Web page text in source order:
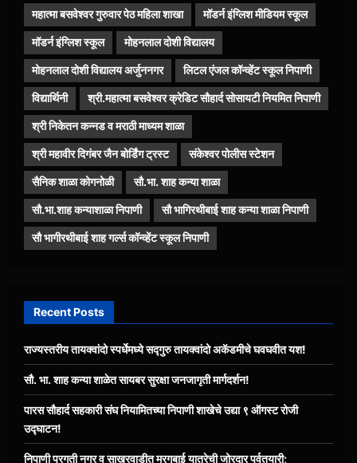
महात्मा बसवेश्वर गुरुवार पेठ महिला शाखा मॉडर्न इंग्लिश मीडियम स्कूल
मॉडर्न इंग्लिश स्कूल मोहनलाल दोशी विद्यालय
मोहनलाल दोशी विद्यालय अर्जुननगर लिटल एंजल कॉन्व्हेंट स्कूल निपाणी
विद्यार्थिनी श्री.महात्मा बसवेश्वर क्रेडिट सौहार्द सोसायटी नियमित निपाणी
श्री निकेतन कन्नड व मराठी माध्यम शाळा
श्री महावीर दिगंबर जैन बोर्डिंग ट्रस्ट संकेश्वर पोलीस स्टेशन
सैनिक शाळा कोगनोळी सौ.भा. शाह कन्या शाळा
सौ.भा.शाह कन्याशाळा निपाणी सौ भागिरथीबाई शाह कन्या शाळा निपाणी
सौ भागीरथीबाई शाह गर्ल्स कॉन्व्हेंट स्कूल निपाणी
Recent Posts
राज्यस्तरीय तायक्वांदो स्पर्धेमध्ये सद्गुरु तायक्वांदो अकॅडमीचे घवघवीत यश!
सौ. भा. शाह कन्या शाळेत सायबर सुरक्षा जनजागृती मार्गदर्शन!
पारस सौहार्द सहकारी संघ नियामितच्या निपाणी शाखेचे उद्या ९ ऑगस्ट रोजी
उद्घाटन!
निपाणी प्रगती नगर व साखरवाडीत मरगूबाई यात्रेची जोरदार पूर्वतयारी;